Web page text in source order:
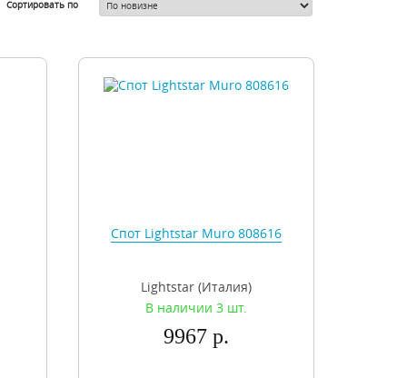
Сортировать по
Спот Lightstar Muro 808616
Lightstar (Италия)
В наличии 3 шт.
9967 р.